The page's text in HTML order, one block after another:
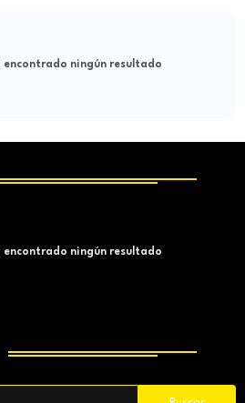
encontrado ningún resultado
encontrado ningún resultado